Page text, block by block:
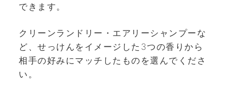
できます。
クリーンランドリー・エアリーシャンプーな
ど、せっけんをイメージした3つの香りから
相手の好みにマッチしたものを選んでくださ
い。